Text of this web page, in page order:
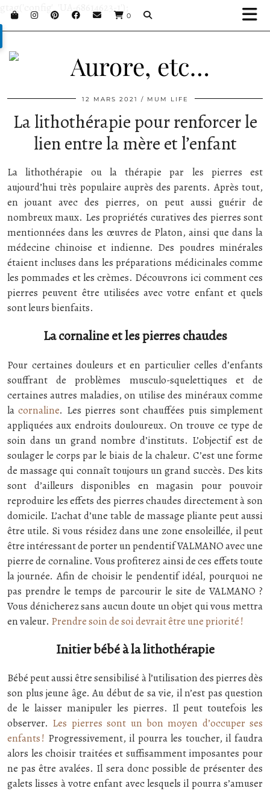
0
gtag('config', 'UA-68614623-1');
12 MARS 2021 MUM LIFE
La lithothérapie pour renforcer le
lien entre la mère et l’enfant
La lithothérapie ou la thérapie par les pierres est
aujourd’hui très populaire auprès des parents. Après tout,
en jouant avec des pierres, on peut aussi guérir de
nombreux maux. Les propriétés curatives des pierres sont
mentionnées dans les œuvres de Platon, ainsi que dans la
médecine chinoise et indienne. Des poudres minérales
étaient incluses dans les préparations médicinales comme
les pommades et les crèmes. Découvrons ici comment ces
pierres peuvent être utilisées avec votre enfant et quels
sont leurs bienfaits.
La cornaline et les pierres chaudes
Pour certaines douleurs et en particulier celles d’enfants
souffrant de problèmes musculo-squelettiques et de
certaines autres maladies, on utilise des minéraux comme
lacornaline. Les pierres sont chauffées puis simplement
appliquées aux endroits douloureux. On trouve ce type de
soin dans un grand nombre d’instituts. L’objectif est de
soulager le corps par le biais de la chaleur. C’est une forme
de massage qui connaît toujours un grand succès. Des kits
sont d’ailleurs disponibles en magasin pour pouvoir
reproduire les effets des pierres chaudes directement à son
domicile. L’achat d’une table de massage pliante peut aussi
être utile. Si vous résidez dans une zone ensoleillée, il peut
être intéressant de porter un pendentif VALMANO avec une
pierre de cornaline. Vous profiterez ainsi de ces effets toute
la journée. Afin de choisir le pendentif idéal, pourquoi ne
pas prendre le temps de parcourir le site de VALMANO ?
Vous dénicherez sans aucun doute un objet qui vous mettra
en valeur. Prendre soin de soi devrait être une priorité !
Initier bébé à la lithothérapie
Bébé peut aussi être sensibilisé à l’utilisation des pierres dès
son plus jeune âge. Au début de sa vie, il n’est pas question
de le laisser manipuler les pierres. Il peut toutefois les
observer. Les pierres sont un bon moyen d’occuper ses
enfants ! Progressivement, il pourra les toucher, il faudra
alors les choisir traitées et suffisamment imposantes pour
ne pas être avalées. Il sera donc possible de présenter des
galets lisses à votre enfant avec lesquels il pourra s’amuser